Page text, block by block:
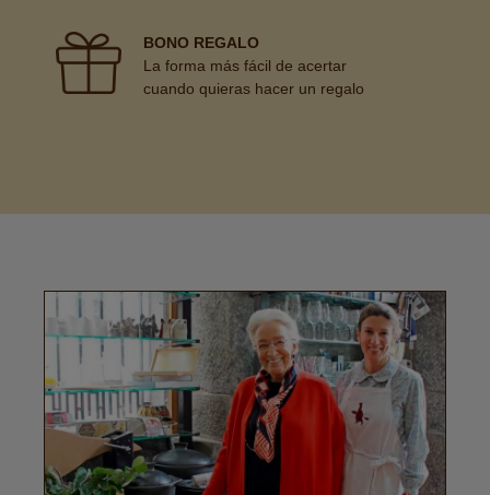
BONO REGALO
La forma más fácil de acertar
cuando quieras hacer un regalo